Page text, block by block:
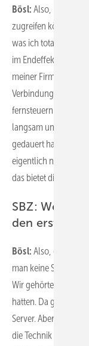
Bösl:Also, ich muss
zugreifen können,
was ich total
im Endeffekt auch
meiner Firma. Wir
Verbindung, mit der
fernsteuern kann.
langsam und
gedauert hat. Meine
eigentlich nur die
das bietet die App.
SBZ:
den ersten
Bösl: Also, der erste
man keine Schulung
Wir gehörten zu den
hatten. Da gab es
Server. Aber es ist ja
die Technik die